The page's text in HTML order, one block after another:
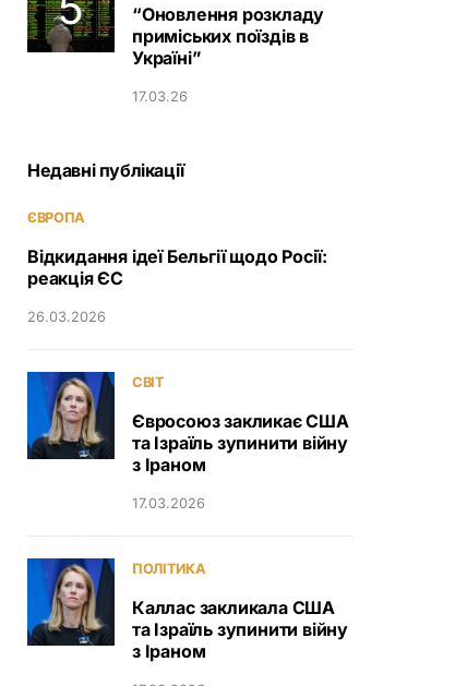
“Оновлення розкладу
приміських поїздів в
Україні”
17.03.26
Недавні публікації
ЄВРОПА
Відкидання ідеї Бельгії щодо Росії:
реакція ЄС
26.03.2026
СВІТ
Євросоюз закликає США
та Ізраїль зупинити війну
з Іраном
17.03.2026
ПОЛІТИКА
Каллас закликала США
та Ізраїль зупинити війну
з Іраном